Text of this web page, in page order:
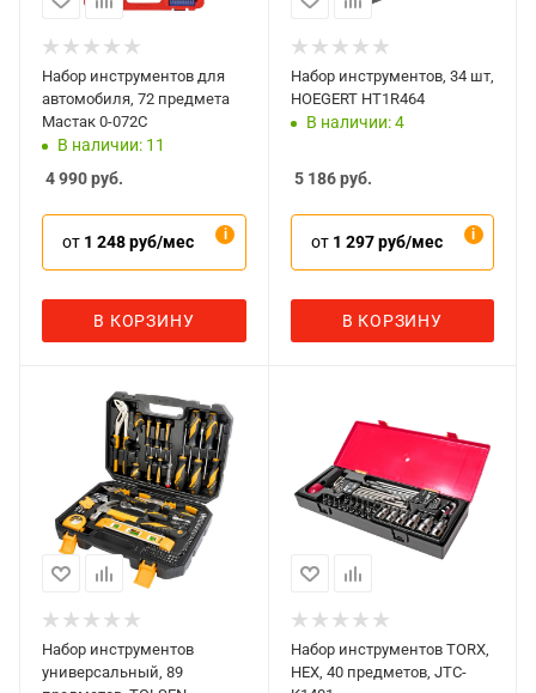
Набор инструментов для
автомобиля, 72 предмета
Мастак 0-072C
В наличии: 11
4 990руб.
от 1 248 руб/мес
В КОРЗИНУ
Набор инструментов, 34 шт,
HOEGERT HT1R464
В наличии: 4
5 186руб.
от 1 297 руб/мес
В КОРЗИНУ
Набор инструментов
универсальный, 89
Набор инструментов TORX,
HEX, 40 предметов, JTC-